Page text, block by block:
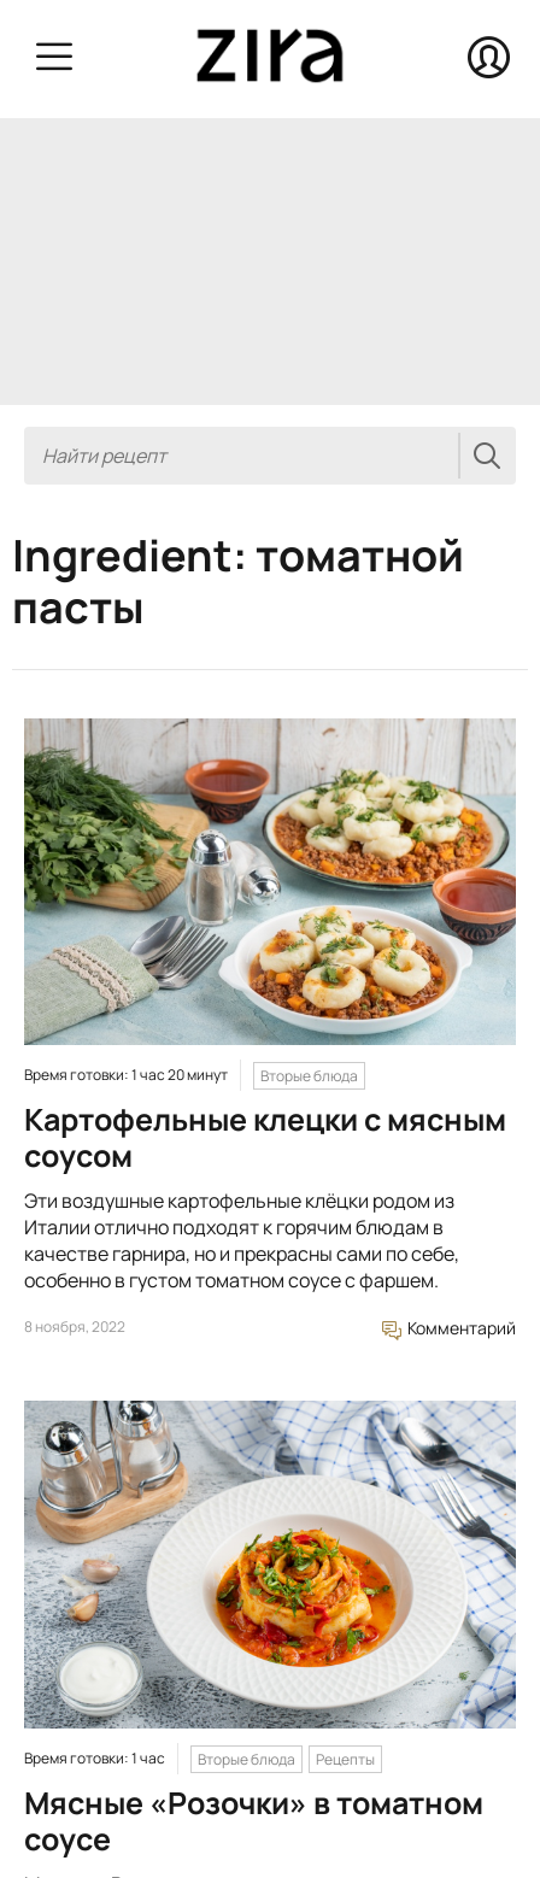
Ingredient: томатной
пасты
Время готовки: 1 час 20 минут Вторые блюда
Картофельные клецки с мясным
соусом
Эти воздушные картофельные клёцки родом из
Италии отлично подходят к горячим блюдам в
качестве гарнира, но и прекрасны сами по себе,
особенно в густом томатном соусе с фаршем.
8 ноября, 2022 Комментарий
Время готовки: 1 час Вторые блюда Рецепты
Мясные «Розочки» в томатном
соусе